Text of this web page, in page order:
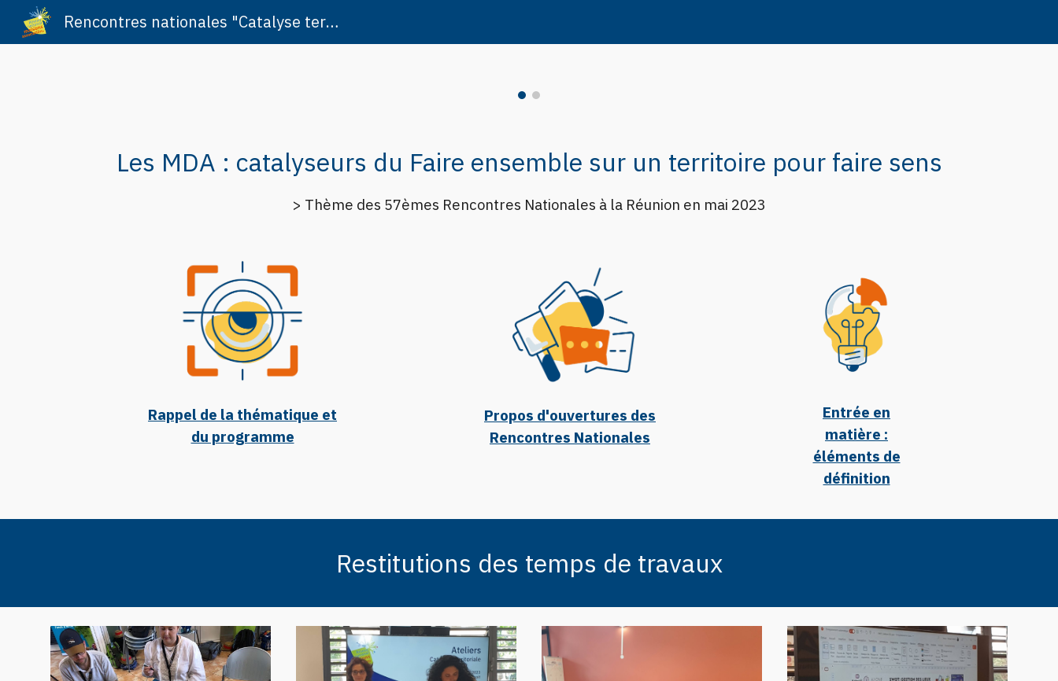
Rencontres nationales "Catalyse territoriale"
Les MDA : catalyseurs du Faire ensemble sur un territoire pour faire sens
> Thème des 57èmes Rencontres Nationales à la Réunion en mai 2023
Rappel de la thématique et
du programme
Propos d'ouvertures des
Rencontres Nationales
Entrée en
matière :
éléments de
définition
Restitutions des temps de travaux